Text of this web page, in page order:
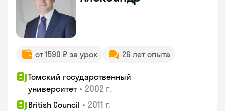
от 1590 ₽ за урок 26 лет опыта
Томский государственный
университет • 2002 г.
British Council • 2011 г.